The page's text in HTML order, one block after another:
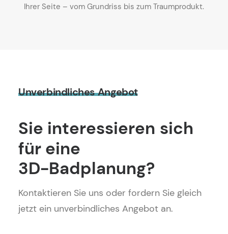
Ihrer Seite – vom Grundriss bis zum Traumprodukt.
UnverbindlichesAngebot
Sie interessieren sich
für eine
3D-Badplanung?
Kontaktieren Sie uns oder fordern Sie gleich
jetzt ein unverbindliches Angebot an.